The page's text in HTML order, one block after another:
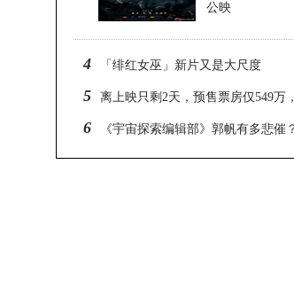
公映
4 「绯红女巫」新片又是大尺度
5 离上映只剩2天，预售票房仅549万
资14亿的大片真凉了
6 《宇宙探索编辑部》郭帆有多悲催
个酱油，然后就跑路了